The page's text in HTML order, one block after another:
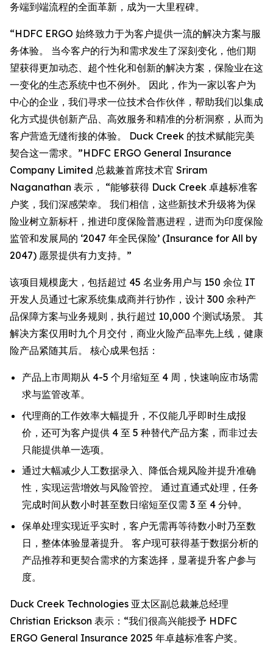
务端到端流程的全面革新，成为一大里程碑。
“HDFC ERGO 始终致力于为客户提供一流的解决方案与服
务体验。 当今客户的行为和需求发生了深刻变化，他们期
望获得更加动态、超个性化和创新的解决方案，保险业在这
一变化的生态系统中也不例外。 因此，作为一家以客户为
中心的企业，我们寻求一位技术合作伙伴，帮助我们以集成
化方式提供创新产品、高效服务和精准的分析洞察，从而为
客户营造无缝衔接的体验。 Duck Creek 的技术赋能完美
契合这一需求。”HDFC ERGO General Insurance
Company Limited 总裁兼首席技术官 Sriram
Naganathan 表示， “能够获得 Duck Creek 卓越标准客
户奖，我们深感荣幸。 我们相信，这些新技术升级将为保
险业树立新标杆，推进印度保险普惠进程，进而为印度保险
监管和发展局的 ‘2047 年全民保险’ (Insurance for All by
2047) 愿景提供有力支持。”
该项目规模庞大，包括超过 45 名业务用户与 150 余位 IT
开发人员通过七家系统集成商并行协作，设计 300 余种产
品保障方案与业务规则，执行超过 10,000 个测试场景。 其
解决方案仅用时九个月交付，商业火险产品率先上线，健康
险产品紧随其后。 核心成果包括：
产品上市周期从 4-5 个月缩短至 4 周，快速响应市场需
求与监管改革。
代理商的工作效率大幅提升，不仅能几乎即时生成报
价，还可为客户提供 4 至 5 种替代产品方案，而非过去
只能提供单一选项。
通过大幅减少人工数据录入、降低合规风险并提升准确
性，实现运营增效与风险管控。 通过直通式处理，任务
完成时间从数小时甚至数日缩短至仅需 3 至 4 分钟。
保单处理实现近乎实时，客户无需再等待数小时乃至数
日，整体体验显著提升。 客户现可获得基于数据分析的
产品推荐和更契合需求的方案选择，显著提升客户参与
度。
Duck Creek Technologies 亚太区副总裁兼总经理
Christian Erickson 表示：“我们很高兴能授予 HDFC
ERGO General Insurance 2025 年卓越标准客户奖。